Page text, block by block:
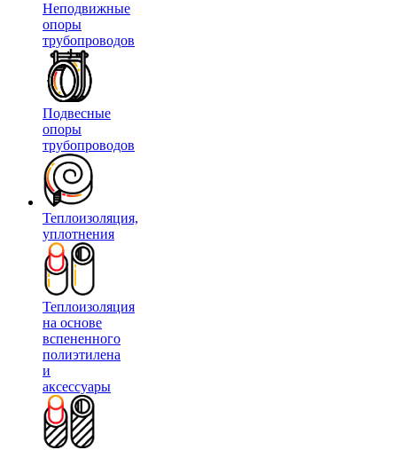
Неподвижные
опоры
трубопроводов
Подвесные
опоры
трубопроводов
Теплоизоляция,
уплотнения
Теплоизоляция
на основе
вспененного
полиэтилена
и
аксессуары